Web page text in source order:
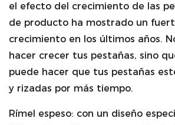
el efecto del crecimiento de las
de producto ha mostrado un
crecimiento en los últimos años.
hacer crecer tus pestañas, sino
puede hacer que tus pestañas
y rizadas por más tiempo.
Rímel espeso: con un diseño